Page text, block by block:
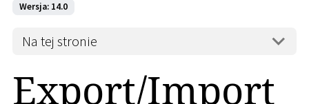
Wersja: 14.0
Na tej stronie
Export/Import